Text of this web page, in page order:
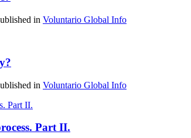
in Voluntario Global Info
in Voluntario Global Info
Part II.